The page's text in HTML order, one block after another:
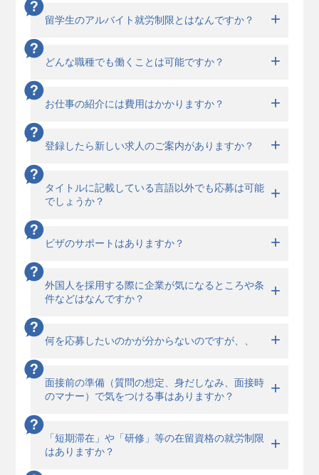
留学生のアルバイト就労制限とはなんですか？
どんな職種でも働くことは可能ですか？
お仕事の紹介には費用はかかりますか？
登録したら新しい求人のご案内がありますか？
タイトルに記載している言語以外でも応募は可能
でしょうか？
ビザのサポートはありますか？
外国人を採用する際に企業が気になるところや条
件などはなんですか？
何を応募したいのかが分からないのですが、、
面接前の準備（質問の想定、身だしなみ、面接時
のマナー）で気をつける事はありますか？
「短期滞在」や「研修」等の在留資格の就労制限
はありますか？